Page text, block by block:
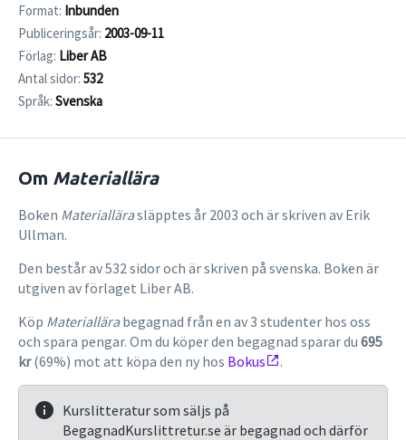
Format: Inbunden
Publiceringsår: 2003-09-11
Förlag: Liber AB
Antal sidor: 532
Språk: Svenska
Om Materiallära
Boken Materiallärasläpptes år 2003 och är skriven av Erik
Ullman.
Den består av 532 sidor och är skriven på svenska. Boken är
utgiven av förlaget Liber AB.
Köp Materiallärabegagnad från en av 3 studenter hos oss
och spara pengar. Om du köper den begagnad sparar du 695
kr(69%) mot att köpa den ny hos Bokus .
Kurslitteratur som säljs på
BegagnadKurslittretur.se är begagnad och därför